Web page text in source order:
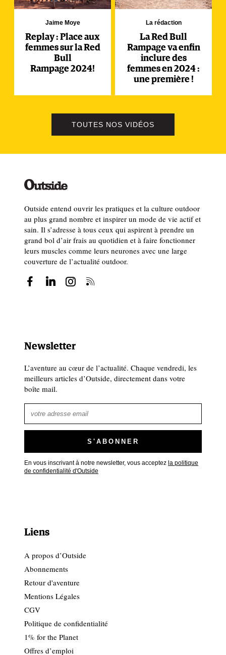
Jaime Moye
Replay : Place aux
femmes sur la Red
Bull
Rampage 2024!
La rédaction
La Red Bull
Rampage va enfin
inclure des
femmes en 2024 :
une première !
TOUTES NOS VIDÉOS
Outside entend ouvrir les pratiques et la culture outdoor
au plus grand nombre et inspirer un mode de vie actif et
sain. Il s’adresse à tous ceux qui aspirent à prendre un
grand bol d’air frais au quotidien et à faire fonctionner
leurs muscles comme leurs neurones avec une large
couverture de l’actualité outdoor.
Newsletter
L’aventure au cœur de l’actualité. Chaque vendredi, les
meilleurs articles d’Outside, directement dans votre
boîte mail.
En vous inscrivant à notre newsletter, vous acceptez la politique
de confidentialité d'Outside
Liens
A propos d’Outside
Abonnements
Retour d'aventure
Mentions Légales
CGV
Politique de confidentialité
1% for the Planet
Offres d’emploi